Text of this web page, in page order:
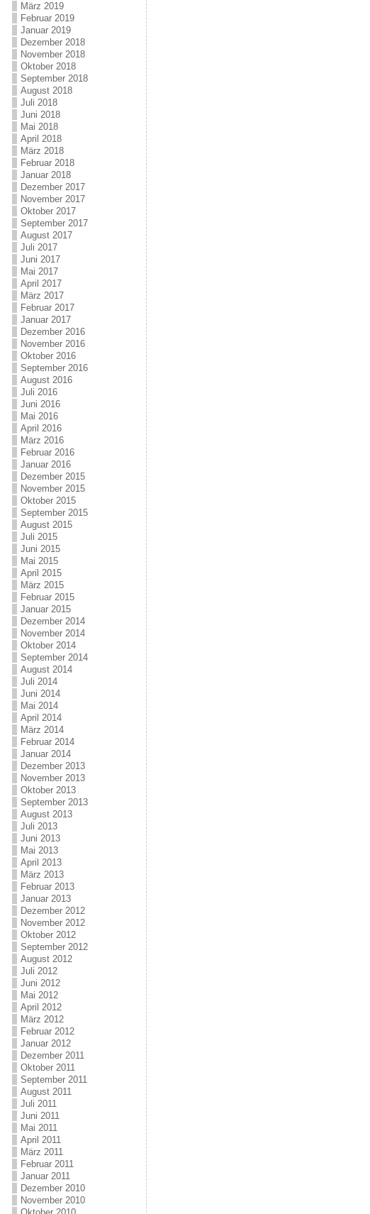
März 2019
Februar 2019
Januar 2019
Dezember 2018
November 2018
Oktober 2018
September 2018
August 2018
Juli 2018
Juni 2018
Mai 2018
April 2018
März 2018
Februar 2018
Januar 2018
Dezember 2017
November 2017
Oktober 2017
September 2017
August 2017
Juli 2017
Juni 2017
Mai 2017
April 2017
März 2017
Februar 2017
Januar 2017
Dezember 2016
November 2016
Oktober 2016
September 2016
August 2016
Juli 2016
Juni 2016
Mai 2016
April 2016
März 2016
Februar 2016
Januar 2016
Dezember 2015
November 2015
Oktober 2015
September 2015
August 2015
Juli 2015
Juni 2015
Mai 2015
April 2015
März 2015
Februar 2015
Januar 2015
Dezember 2014
November 2014
Oktober 2014
September 2014
August 2014
Juli 2014
Juni 2014
Mai 2014
April 2014
März 2014
Februar 2014
Januar 2014
Dezember 2013
November 2013
Oktober 2013
September 2013
August 2013
Juli 2013
Juni 2013
Mai 2013
April 2013
März 2013
Februar 2013
Januar 2013
Dezember 2012
November 2012
Oktober 2012
September 2012
August 2012
Juli 2012
Juni 2012
Mai 2012
April 2012
März 2012
Februar 2012
Januar 2012
Dezember 2011
Oktober 2011
September 2011
August 2011
Juli 2011
Juni 2011
Mai 2011
April 2011
März 2011
Februar 2011
Januar 2011
Dezember 2010
November 2010